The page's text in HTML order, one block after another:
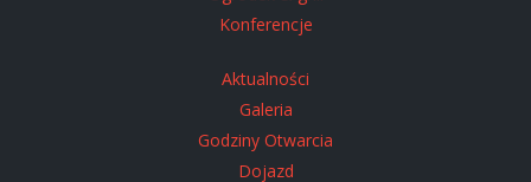
Konferencje
Aktualności
Galeria
Godziny Otwarcia
Dojazd